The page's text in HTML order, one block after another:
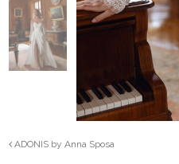
ADONIS by Anna Sposa